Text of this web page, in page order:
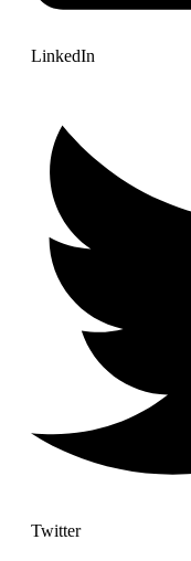
LinkedIn
Twitter